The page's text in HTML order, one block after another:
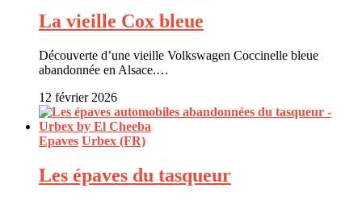
La vieille Cox bleue
Découverte d’une vieille Volkswagen Coccinelle bleue
abandonnée en Alsace.…
12 février 2026
Epaves Urbex (FR)
Les épaves du tasqueur